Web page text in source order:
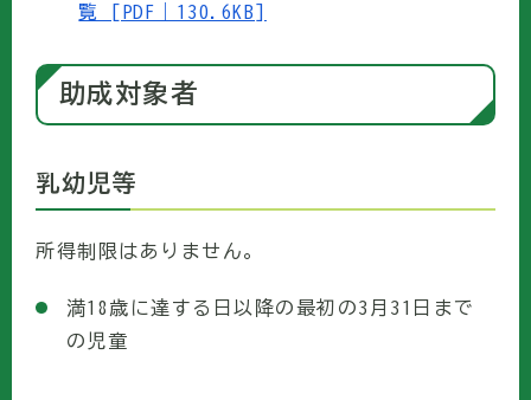
覧 [PDF｜130.6KB]
助成対象者
乳幼児等
所得制限はありません。
満18歳に達する日以降の最初の3月31日まで
の児童